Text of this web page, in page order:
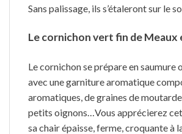
Sans palissage, ils s’étaleront sur le
Le cornichon vert fin de Meaux
Le cornichon se prépare en saumure
avec une garniture aromatique
aromatiques, de graines de
petits oignons…Vous apprécierez
sa chair épaisse, ferme, croquante à